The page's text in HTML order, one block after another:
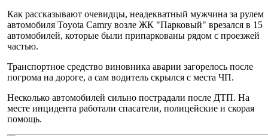
Как рассказывают очевидцы, неадекватный мужчина за рулем
автомобиля Toyota Camry возле ЖК "Парковый" врезался в 15
автомобилей, которые были припаркованы рядом с проезжей
частью.
Транспортное средство виновника аварии загорелось после
погрома на дороге, а сам водитель скрылся с места ЧП.
Несколько автомобилей сильно пострадали после ДТП. На
месте инцидента работали спасатели, полицейские и скорая
помощь.